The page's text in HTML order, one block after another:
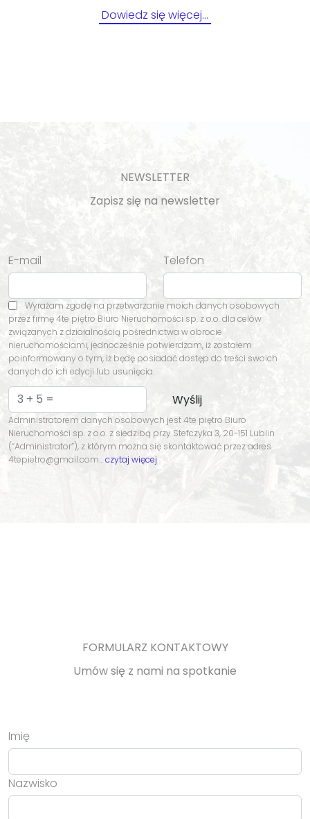
Dowiedz się więcej…
NEWSLETTER
Zapisz się na newsletter
E-mail Telefon
Wyrażam zgodę na przetwarzanie moich danych osobowych
przez firmę 4te piętro Biuro Nieruchomości sp. z o.o. dla celów
związanych z działalnością pośrednictwa w obrocie
nieruchomościami, jednocześnie potwierdzam, iż zostałem
poinformowany o tym, iż będę posiadać dostęp do treści swoich
danych do ich edycji lub usunięcia.
Administratorem danych osobowych jest 4te piętro Biuro
Nieruchomości sp. z o.o. z siedzibą przy Stefczyka 3, 20-151 Lublin
(“Administrator”), z którym można się skontaktować przez adres
4tepietro@gmail.com…czytaj więcej
FORMULARZ KONTAKTOWY
Umów się z nami na spotkanie
Imię
Nazwisko